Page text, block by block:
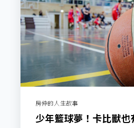
房仲的人生故事
少年籃球夢！卡比獸也